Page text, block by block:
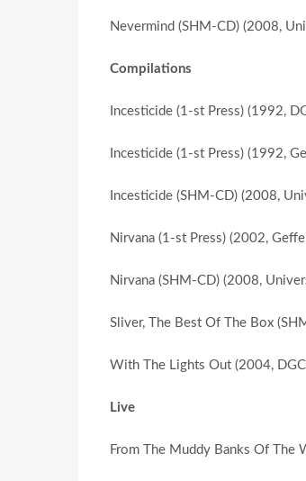
Nevermind (SHM-CD) (2008,
Compilations
Incesticide (1-st Press) (1992,
Incesticide (1-st Press) (1992,
Incesticide (SHM-CD) (2008,
Nirvana (1-st Press) (2002,
Nirvana (SHM-CD) (2008,
Sliver, The Best Of The Box
With The Lights Out (2004,
Live
From The Muddy Banks Of The